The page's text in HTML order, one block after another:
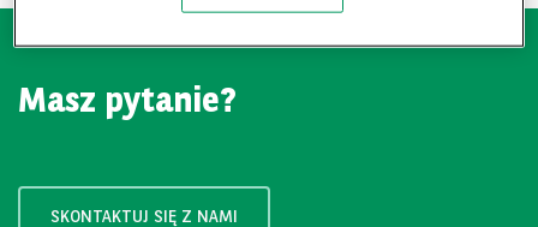
Masz pytanie?
SKONTAKTUJ SIĘ Z NAMI